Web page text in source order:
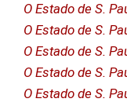
O Estado de S.
O Estado de S.
O Estado de S.
O Estado de S.
O Estado de S.